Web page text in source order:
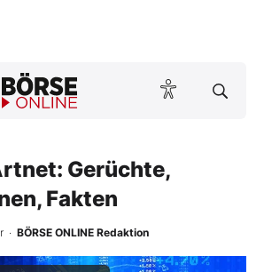
Gerüchte,
Fakten
· BÖRSE ONLINE Redaktion